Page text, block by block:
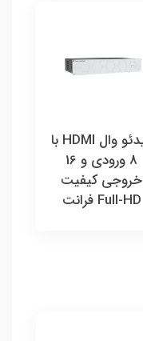
ويدئو وال HDMI با
8 ورودي و 16
خروجي کيفيت
Full-HD فرانت